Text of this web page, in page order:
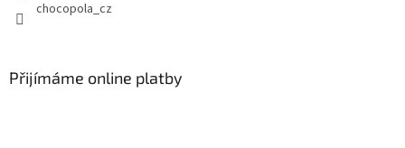
chocopola_cz
Přijímáme online platby